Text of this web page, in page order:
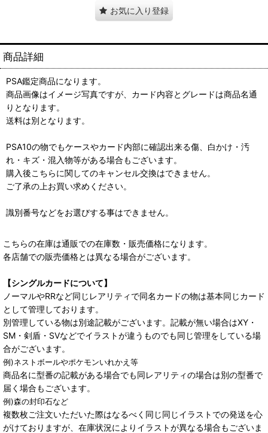
お気に入り登録
商品詳細
PSA鑑定商品になります。
商品画像はイメージ写真ですが、カード内容とグレードは商品名通
りとなります。
送料は別となります。
PSA10の物でもケースやカード内部に確認出来る傷、白かけ・汚
れ・キズ・混入物等がある場合もございます。
購入後こちらに関してのキャンセル交換はできません。
ご了承の上お買い求めください。
識別番号などをお選びする事はできません。
こちらの在庫は通販での在庫数・販売価格になります。
各店舗での販売価格とは異なる場合がございます。
【シングルカードについて】
ノーマルやRRなど同じレアリティで同名カードの物は基本同じカード
として管理しております。
別管理している物は別途記載がございます。記載が無い場合はXY・
SM・剣盾・SVなどでイラストが違うものでも同じ管理をしている場
合がございます。
例)ネストボールやポケモンいれかえ等
商品名に型番の記載がある場合でも同レアリティの場合は別の型番で
届く場合もございます。
例)森の封印石など
複数枚ご注文いただいた際はなるべく同じ同じイラストでの発送を心
がけておりますが、在庫状況によりイラストが異なる場合もございま